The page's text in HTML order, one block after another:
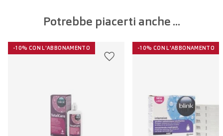
Potrebbe piacerti anche ...
-10% CON L'ABBONAMENTO -10% CON L'ABBONAMENTO